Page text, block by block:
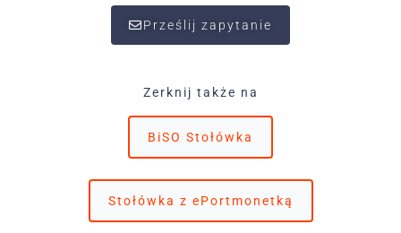
Prześlij zapytanie
Zerknij także na
BiSO Stołówka
Stołówka z ePortmonetką